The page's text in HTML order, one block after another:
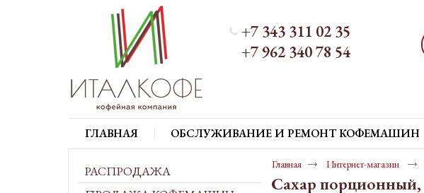
+7 343 311 02 35
+7 962 340 78 54
ГЛАВНАЯ ОБСЛУЖИВАНИЕ И РЕМОНТ КОФЕМАШИН
РАСПРОДАЖА
Главная Интернет-магазин
Сахар порционный,